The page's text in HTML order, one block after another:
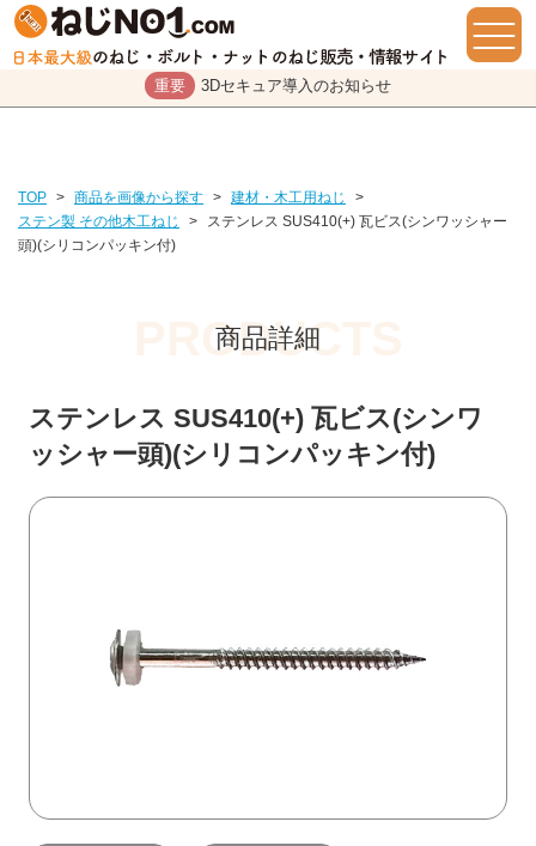
重要 3Dセキュア導入のお知らせ
TOP > 商品を画像から探す > 建材・木工用ねじ
>
ステン製 その他木工ねじ
>
ステンレス SUS410(+) 瓦ビス(シンワッシャー
頭)(シリコンパッキン付)
商品詳細
ステンレス SUS410(+) 瓦ビス(シンワ
ッシャー頭)(シリコンパッキン付)